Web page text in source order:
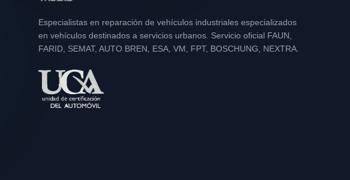
Especialistas en reparación de vehículos industriales especializados
en vehículos destinados a servicios urbanos. Servicio oficial FAUN,
FARID, SEMAT, AUTO BREN, ESA, VM, FPT, BOSCHUNG, NEXTRA.